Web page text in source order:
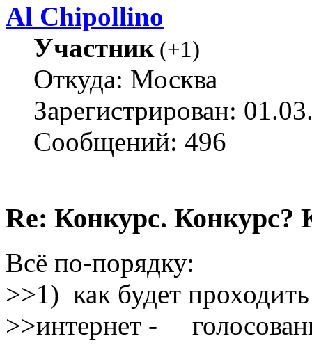
Al Chipollino
Участник(+1)
Откуда: Москва
Зарегистрирован:
Сообщений: 496
Re: Конкурс. Конкурс?
Всё по-порядку:
>>1) как будет
>>интернет -